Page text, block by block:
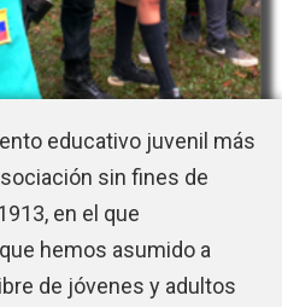
educativo juvenil más
sin fines de
en el que
hemos asumido a
de jóvenes y adultos